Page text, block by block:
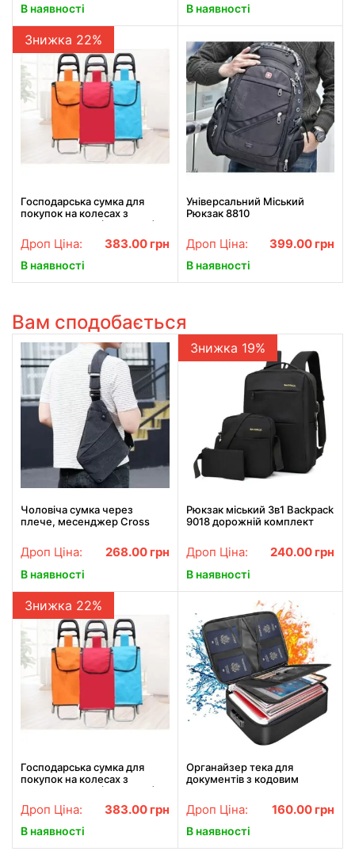
В наявності В наявності
Знижка 22%
Господарська сумка для
покупок на колесах з
ручкою SKK-01 (46*27*18)
Дроп Ціна: 383.00 грн
В наявності
Універсальний Міський
Рюкзак 8810
Дроп Ціна: 399.00 грн
В наявності
Вам сподобається
Чоловіча сумка через
плече, месенджер Cross
Дроп Ціна: 268.00 грн
В наявності
Знижка 19%
Рюкзак міський 3в1 Backpack
9018 дорожній комплект
Дроп Ціна: 240.00 грн
В наявності
Знижка 22%
Господарська сумка для
покупок на колесах з
ручкою SKK-01 (46*27*18)
Дроп Ціна: 383.00 грн
В наявності
Органайзер тека для
документів з кодовим
Чорний
Дроп Ціна: 160.00 грн
В наявності